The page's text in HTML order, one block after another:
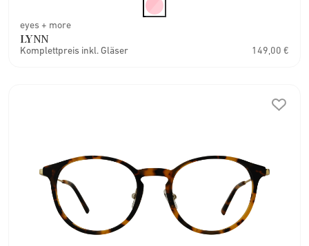
eyes + more
LYNN
Komplettpreis inkl. Gläser 149,00 €